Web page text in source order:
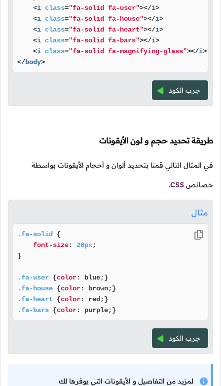
<i class="fa-solid fa-user"></i>
<i class="fa-solid fa-house"></i>
<i class="fa-solid fa-heart"></i>
<i class="fa-solid fa-bars"></i>
<i class="fa-solid fa-magnifying-glass"></i>
</body>
جرب الكود
طريقة تحديد حجم و لون الأيقونات
في المثال التالي قمنا بتحديد ألوان و أحجام الأيقونات بواسطة
خصائص CSS
.
مثال
.fa-solid
{
font-size: 20px;
}
.fa-user {color
.fa-house {color
.fa-heart {color
.fa-bars {color: purple;}
جرب الكود
لمزيد من التفاصيل و الأيقونات التي يوفرها لك